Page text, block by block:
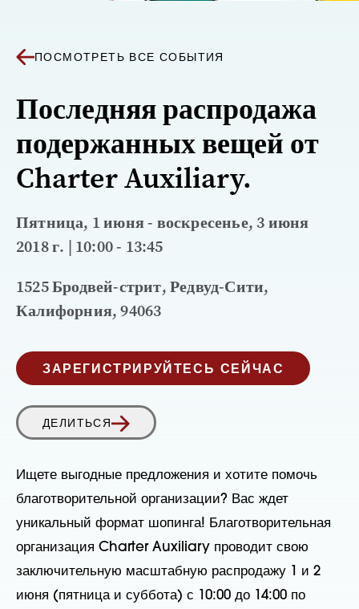
ПОСМОТРЕТЬ ВСЕ СОБЫТИЯ
Последняя распродажа
подержанных вещей от
Charter Auxiliary.
Пятница, 1 июня - воскресенье, 3 июня
2018 г. | 10:00 - 13:45
1525 Бродвей-стрит, Редвуд-Сити,
Калифорния, 94063
ЗАРЕГИСТРИРУЙТЕСЬ СЕЙЧАС
ДЕЛИТЬСЯ
Ищете выгодные предложения и хотите помочь
благотворительной организации? Вас ждет
уникальный формат шопинга! Благотворительная
организация Charter Auxiliary проводит свою
заключительную масштабную распродажу 1 и 2
июня (пятница и суббота) с 10:00 до 14:00 по